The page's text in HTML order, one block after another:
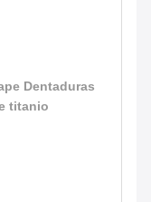
Dentaduras
titanio